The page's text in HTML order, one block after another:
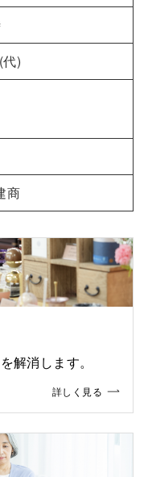
)
商
解消します。
詳しく見る